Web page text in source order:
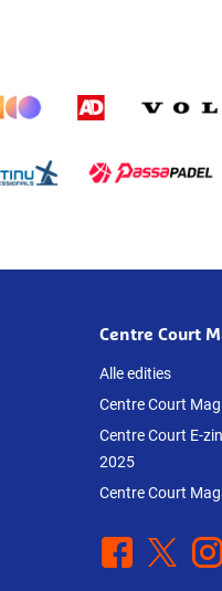
Centre Court
Alle edities
Centre Court
Centre Court E-
2025
Centre Court
Facebook
X